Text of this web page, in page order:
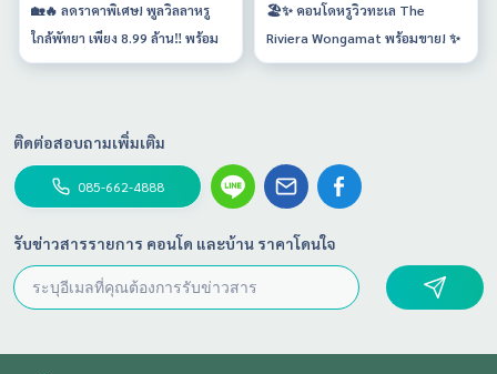
🏡🔥 ลดราคาพิเศษ! พูลวิลลาหรู
ใกล้พัทยา เพียง 8.99 ล้าน‼️ พร้อม
สระว่ายน้ำ และสวนสีเขียวส่วนตัว
🏖️✨ คอนโดหรูวิวทะเล The
Riviera Wongamat พร้อมขาย! ✨
🏖️ 🔥 ราคาพิเศษ 19.9 ล้านบาท! 🔥
ติดต่อสอบถามเพิ่มเติม
085-662-4888
รับข่าวสารรายการ คอนโด และบ้าน ราคาโดนใจ